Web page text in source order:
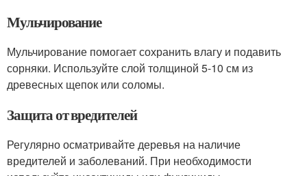
Мульчирование
Мульчирование помогает сохранить влагу и подавить
сорняки. Используйте слой толщиной 5-10 см из
древесных щепок или соломы.
Защита от вредителей
Регулярно осматривайте деревья на наличие
вредителей и заболеваний. При необходимости